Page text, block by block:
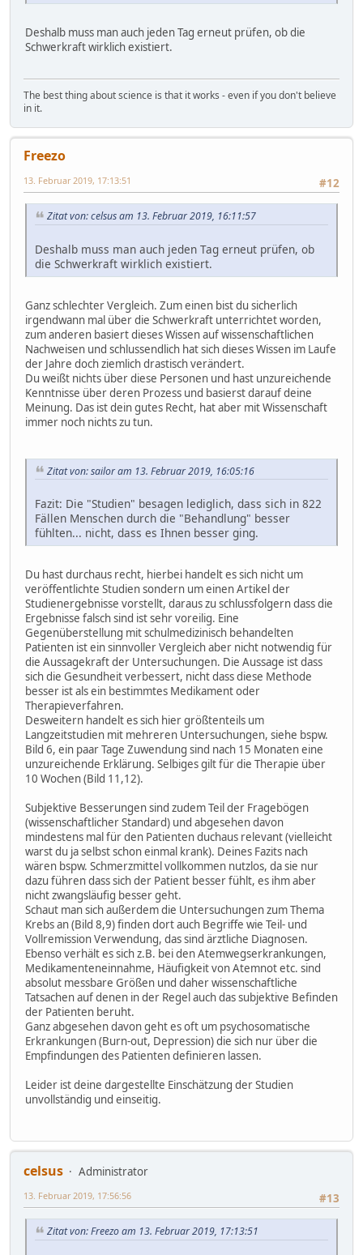
Deshalb muss man auch jeden Tag erneut prüfen, ob die
Schwerkraft wirklich existiert.
The best thing about science is that it works - even if you don't believe
in it.
Freezo
#12
13. Februar 2019, 17:13:51
Zitat von: celsus am 13. Februar 2019, 16:11:57
Deshalb muss man auch jeden Tag erneut prüfen, ob
die Schwerkraft wirklich existiert.
Ganz schlechter Vergleich. Zum einen bist du sicherlich
irgendwann mal über die Schwerkraft unterrichtet worden,
zum anderen basiert dieses Wissen auf wissenschaftlichen
Nachweisen und schlussendlich hat sich dieses Wissen im Laufe
der Jahre doch ziemlich drastisch verändert.
Du weißt nichts über diese Personen und hast unzureichende
Kenntnisse über deren Prozess und basierst darauf deine
Meinung. Das ist dein gutes Recht, hat aber mit Wissenschaft
immer noch nichts zu tun.
Zitat von: sailor am 13. Februar 2019, 16:05:16
Fazit: Die "Studien" besagen lediglich, dass sich in 822
Fällen Menschen durch die "Behandlung" besser
fühlten... nicht, dass es Ihnen besser ging.
Du hast durchaus recht, hierbei handelt es sich nicht um
veröffentlichte Studien sondern um einen Artikel der
Studienergebnisse vorstellt, daraus zu schlussfolgern dass die
Ergebnisse falsch sind ist sehr voreilig. Eine
Gegenüberstellung mit schulmedizinisch behandelten
Patienten ist ein sinnvoller Vergleich aber nicht notwendig für
die Aussagekraft der Untersuchungen. Die Aussage ist dass
sich die Gesundheit verbessert, nicht dass diese Methode
besser ist als ein bestimmtes Medikament oder
Therapieverfahren.
Desweitern handelt es sich hier größtenteils um
Langzeitstudien mit mehreren Untersuchungen, siehe bspw.
Bild 6, ein paar Tage Zuwendung sind nach 15 Monaten eine
unzureichende Erklärung. Selbiges gilt für die Therapie über
10 Wochen (Bild 11,12).
Subjektive Besserungen sind zudem Teil der Fragebögen
(wissenschaftlicher Standard) und abgesehen davon
mindestens mal für den Patienten duchaus relevant (vielleicht
warst du ja selbst schon einmal krank). Deines Fazits nach
wären bspw. Schmerzmittel vollkommen nutzlos, da sie nur
dazu führen dass sich der Patient besser fühlt, es ihm aber
nicht zwangsläufig besser geht.
Schaut man sich außerdem die Untersuchungen zum Thema
Krebs an (Bild 8,9) finden dort auch Begriffe wie Teil- und
Vollremission Verwendung, das sind ärztliche Diagnosen.
Ebenso verhält es sich z.B. bei den Atemwegserkrankungen,
Medikamenteneinnahme, Häufigkeit von Atemnot etc. sind
absolut messbare Größen und daher wissenschaftliche
Tatsachen auf denen in der Regel auch das subjektive Befinden
der Patienten beruht.
Ganz abgesehen davon geht es oft um psychosomatische
Erkrankungen (Burn-out, Depression) die sich nur über die
Empfindungen des Patienten definieren lassen.
Leider ist deine dargestellte Einschätzung der Studien
unvollständig und einseitig.
celsus
Administrator
#13
13. Februar 2019, 17:56:56
Zitat von: Freezo am 13. Februar 2019, 17:13:51